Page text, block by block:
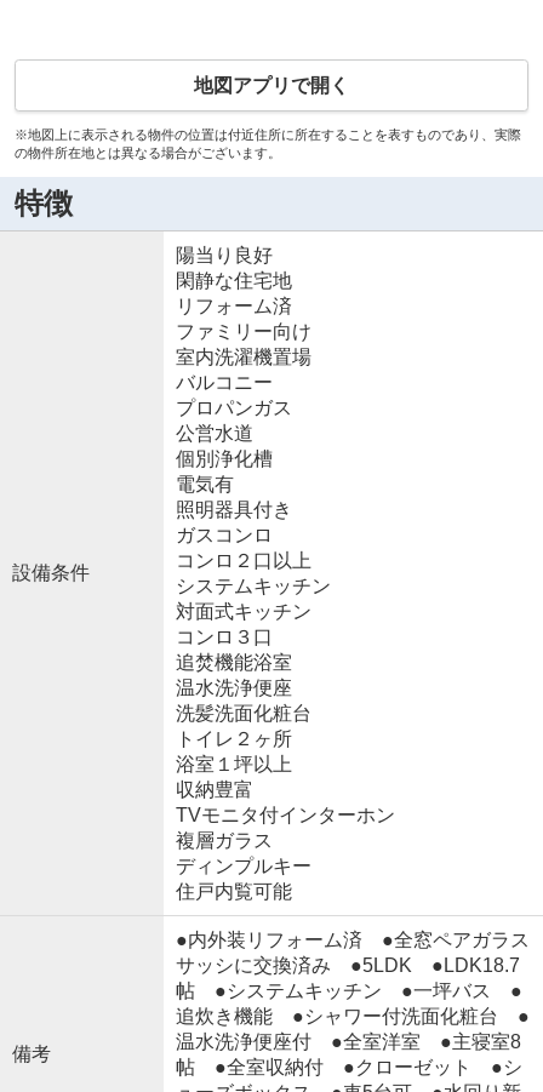
地図アプリで開く
※地図上に表示される物件の位置は付近住所に所在することを表すものであり、実際
の物件所在地とは異なる場合がございます。
特徴
設備条件
陽当り良好
閑静な住宅地
リフォーム済
ファミリー向け
室内洗濯機置場
バルコニー
プロパンガス
公営水道
個別浄化槽
電気有
照明器具付き
ガスコンロ
コンロ２口以上
システムキッチン
対面式キッチン
コンロ３口
追焚機能浴室
温水洗浄便座
洗髪洗面化粧台
トイレ２ヶ所
浴室１坪以上
収納豊富
TVモニタ付インターホン
複層ガラス
ディンプルキー
住戸内覧可能
備考
●内外装リフォーム済 ●全窓ペアガラス
サッシに交換済み ●5LDK ●LDK18.7
帖 ●システムキッチン ●一坪バス ●
追炊き機能 ●シャワー付洗面化粧台 ●
温水洗浄便座付 ●全室洋室 ●主寝室8
帖 ●全室収納付 ●クローゼット ●シ